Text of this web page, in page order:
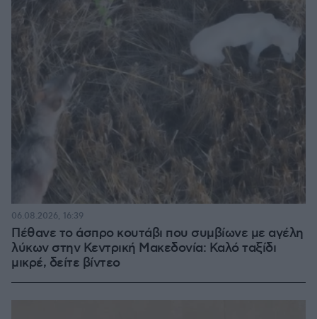
Πέθανε το άσπρο κουτάβι που συμβίωνε με αγέλη
λύκων στην Κεντρική Μακεδονία: Καλό ταξίδι
μικρέ, δείτε βίντεο
06.08.2026, 16:39